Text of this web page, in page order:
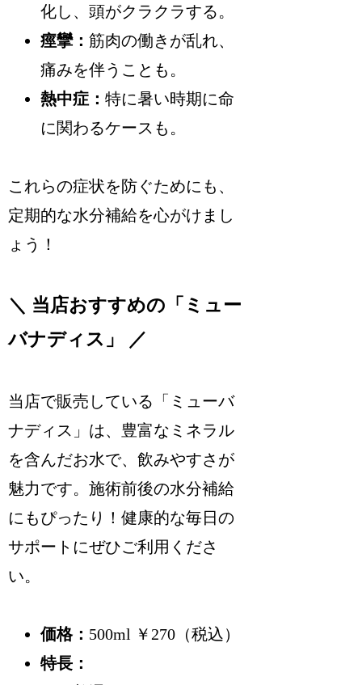
化し、頭がクラクラする。
痙攣：筋肉の働きが乱れ、
痛みを伴うことも。
熱中症：特に暑い時期に命
に関わるケースも。
これらの症状を防ぐためにも、
定期的な水分補給を心がけまし
ょう！
＼ 当店おすすめの「ミュー
バナディス」 ／
当店で販売している「ミューバ
ナディス」は、豊富なミネラル
を含んだお水で、飲みやすさが
魅力です。施術前後の水分補給
にもぴったり！健康的な毎日の
サポートにぜひご利用くださ
い。
価格： 500ml ￥270（税込）
特長：